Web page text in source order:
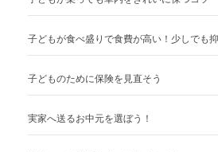
子どもが食べ盛りで食費が高い！少しでも
子どものために保険を見直そう
実家へ送るお中元を選ぼう！